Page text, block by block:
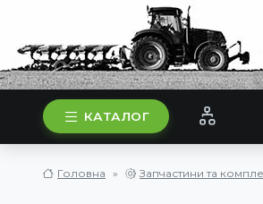
КАТАЛОГ
Головна Запчастини та